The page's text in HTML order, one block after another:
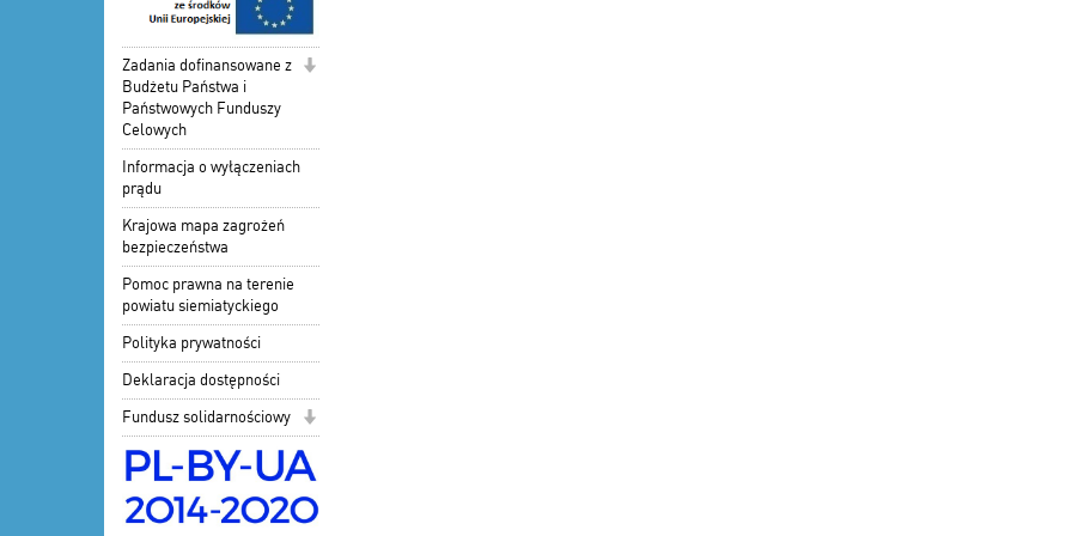
Zadania dofinansowane z
Budżetu Państwa i
Państwowych Funduszy
Celowych
Informacja o wyłączeniach
prądu
Krajowa mapa zagrożeń
bezpieczeństwa
Pomoc prawna na terenie
powiatu siemiatyckiego
Polityka prywatności
Deklaracja dostępności
Fundusz solidarnościowy